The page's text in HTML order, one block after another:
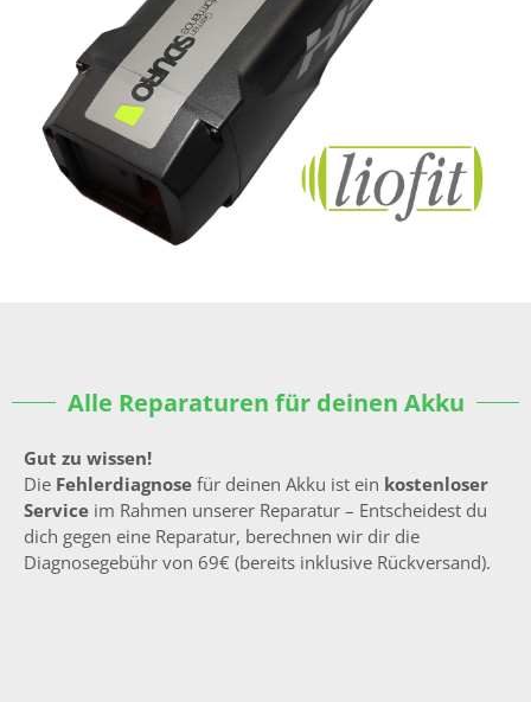
Alle Reparaturen für deinen Akku
Gut zu wissen!
Die Fehlerdiagnose für deinen Akku ist ein kostenloser
Service im Rahmen unserer Reparatur – Entscheidest du
dich gegen eine Reparatur, berechnen wir dir die
Diagnosegebühr von 69€ (bereits inklusive Rückversand).